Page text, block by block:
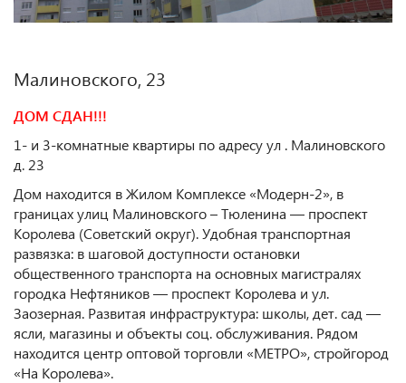
Малиновского, 23
ДОМ СДАН!!!
1- и 3-комнатные квартиры по адресу ул . Малиновского
д. 23
Дом находится в Жилом Комплексе «Модерн-2», в
границах улиц Малиновского – Тюленина — проспект
Королева (Советский округ). Удобная транспортная
развязка: в шаговой доступности остановки
общественного транспорта на основных магистралях
городка Нефтяников — проспект Королева и ул.
Заозерная. Развитая инфраструктура: школы, дет. сад —
ясли, магазины и объекты соц. обслуживания. Рядом
находится центр оптовой торговли «МЕТРО», стройгород
«На Королева».